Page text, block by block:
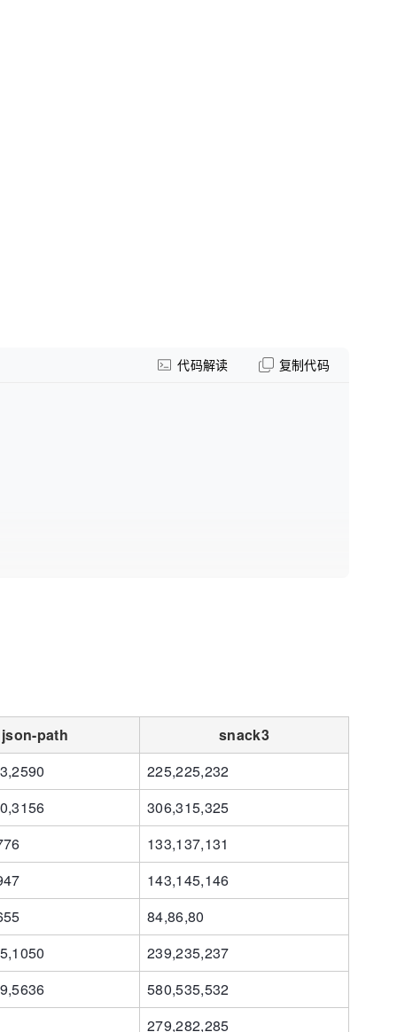
代码解读 复制代码
json-path
snack3
225,225,232
306,315,325
133,137,131
143,145,146
84,86,80
239,235,237
580,535,532
279,282,285